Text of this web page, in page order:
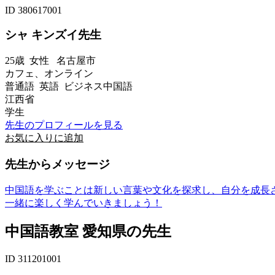
ID 380617001
シャ キンズイ先生
25歳 女性 名古屋市
カフェ、オンライン
普通語 英語 ビジネス中国語
江西省
学生
先生のプロフィールを見る
お気に入りに追加
先生からメッセージ
中国語を学ぶことは新しい言葉や文化を探求し、自分を成長
一緒に楽しく学んでいきましょう！
中国語教室 愛知県の先生
ID 311201001